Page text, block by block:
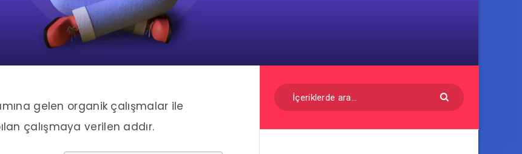
gelen organik çalışmalar ile
çalışmaya verilen addır.